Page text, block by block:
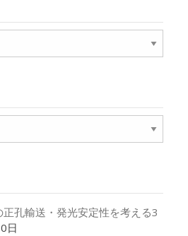
孔輸送・発光安定性を考える3
日